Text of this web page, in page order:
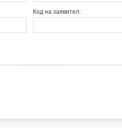
Код на заявител: